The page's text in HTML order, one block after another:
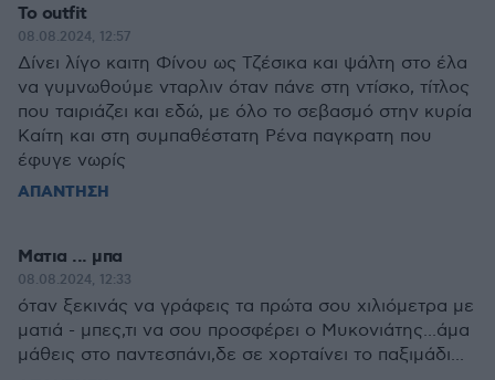
Το outfit
08.08.2024, 12:57
Δίνει λίγο καιτη Φίνου ως Τζέσικα και ψάλτη στο έλα
να γυμνωθούμε νταρλιν όταν πάνε στη ντίσκο, τίτλος
που ταιριάζει και εδώ, με όλο το σεβασμό στην κυρία
Καίτη και στη συμπαθέστατη Ρένα παγκρατη που
έφυγε νωρίς
ΑΠΑΝΤΗΣΗ
Ματια ... μπα
08.08.2024, 12:33
όταν ξεκινάς να γράφεις τα πρώτα σου χιλιόμετρα με
ματιά - μπες,τι να σου προσφέρει ο Μυκονιάτης...άμα
μάθεις στο παντεσπάνι,δε σε χορταίνει το παξιμάδι...